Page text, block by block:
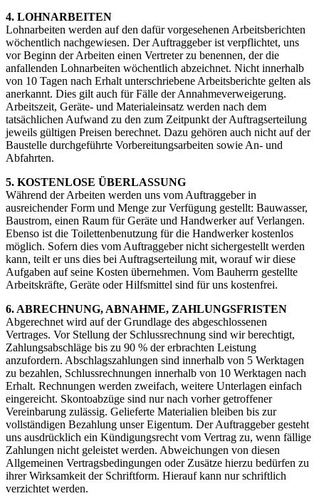
4. LOHNARBEITEN
Lohnarbeiten werden auf den dafür vorgesehenen Arbeitsberichten
wöchentlich nachgewiesen. Der Auftraggeber ist verpflichtet, uns
vor Beginn der Arbeiten einen Vertreter zu benennen, der die
anfallenden Lohnarbeiten wöchentlich abzeichnet. Nicht innerhalb
von 10 Tagen nach Erhalt unterschriebene Arbeitsberichte gelten als
anerkannt. Dies gilt auch für Fälle der Annahmeverweigerung.
Arbeitszeit, Geräte- und Materialeinsatz werden nach dem
tatsächlichen Aufwand zu den zum Zeitpunkt der Auftragserteilung
jeweils gültigen Preisen berechnet. Dazu gehören auch nicht auf der
Baustelle durchgeführte Vorbereitungsarbeiten sowie An- und
Abfahrten.
5. KOSTENLOSE ÜBERLASSUNG
Während der Arbeiten werden uns vom Auftraggeber in
ausreichender Form und Menge zur Verfügung gestellt: Bauwasser,
Baustrom, einen Raum für Geräte und Handwerker auf Verlangen.
Ebenso ist die Toilettenbenutzung für die Handwerker kostenlos
möglich. Sofern dies vom Auftraggeber nicht sichergestellt werden
kann, teilt er uns dies bei Auftragserteilung mit, worauf wir diese
Aufgaben auf seine Kosten übernehmen. Vom Bauherrn gestellte
Arbeitskräfte, Geräte oder Hilfsmittel sind für uns kostenfrei.
6. ABRECHNUNG, ABNAHME, ZAHLUNGSFRISTEN
Abgerechnet wird auf der Grundlage des abgeschlossenen
Vertrages. Vor Stellung der Schlussrechnung sind wir berechtigt,
Zahlungsabschläge bis zu 90 % der erbrachten Leistung
anzufordern. Abschlagszahlungen sind innerhalb von 5 Werktagen
zu bezahlen, Schlussrechnungen innerhalb von 10 Werktagen nach
Erhalt. Rechnungen werden zweifach, weitere Unterlagen einfach
eingereicht. Skontoabzüge sind nur nach vorher getroffener
Vereinbarung zulässig. Gelieferte Materialien bleiben bis zur
vollständigen Bezahlung unser Eigentum. Der Auftraggeber gesteht
uns ausdrücklich ein Kündigungsrecht vom Vertrag zu, wenn fällige
Zahlungen nicht geleistet werden. Abweichungen von diesen
Allgemeinen Vertragsbedingungen oder Zusätze hierzu bedürfen zu
ihrer Wirksamkeit der Schriftform. Hierauf kann nur schriftlich
verzichtet werden.